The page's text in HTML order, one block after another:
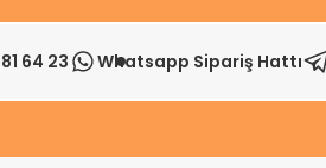
64 23 Whatsapp Sipariş Hattı